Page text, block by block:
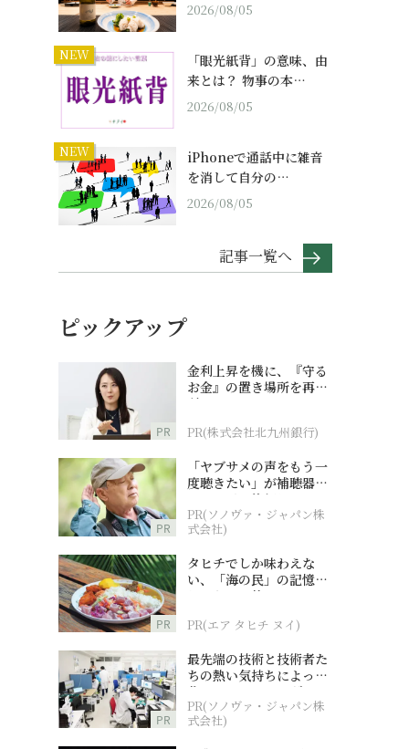
2026/08/05
NEW
「眼光紙背」の意味、由
来とは？ 物事の本…
2026/08/05
NEW
iPhoneで通話中に雑音
を消して自分の…
2026/08/05
記事一覧へ
ピックアップ
PR
金利上昇を機に、『守る
お金』の置き場所を再検
討
PR(株式会社北九州銀行)
PR
「ヤブサメの声をもう一
度聴きたい」が補聴器チ
ャレンジの後押しに
PR(ソノヴァ・ジャパン株
式会社)
PR
タヒチでしか味わえな
い、「海の民」の記憶へ
とつながる旅
PR(エア タヒチ ヌイ)
PR
最先端の技術と技術者た
ちの熱い気持ちによって
作られているオーダーメ
イド補聴器
PR(ソノヴァ・ジャパン株
式会社)